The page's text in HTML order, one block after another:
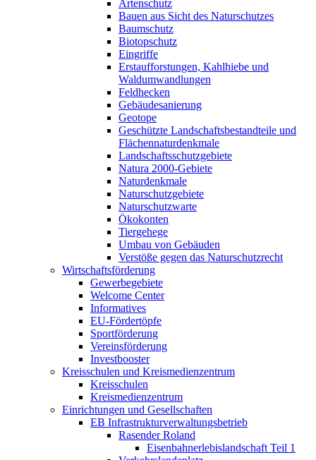
Artenschutz
Bauen aus Sicht des Naturschutzes
Baumschutz
Biotopschutz
Eingriffe
Erstaufforstungen, Kahlhiebe und
Waldumwandlungen
Feldhecken
Gebäudesanierung
Geotope
Geschützte Landschaftsbestandteile und
Flächennaturdenkmale
Landschaftsschutzgebiete
Natura 2000-Gebiete
Naturdenkmale
Naturschutzgebiete
Naturschutzwarte
Ökokonten
Tiergehege
Umbau von Gebäuden
Verstöße gegen das Naturschutzrecht
Wirtschaftsförderung
Gewerbegebiete
Welcome Center
Informatives
EU-Fördertöpfe
Sportförderung
Vereinsförderung
Investbooster
Kreisschulen und Kreismedienzentrum
Kreisschulen
Kreismedienzentrum
Einrichtungen und Gesellschaften
EB Infrastruktur­verwaltungsbetrieb
Rasender Roland
Eisenbahnerlebis­landschaft Teil 1